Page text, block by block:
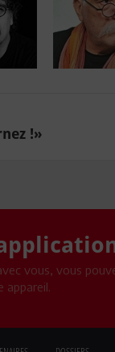
!»
vous, vous
appareil.